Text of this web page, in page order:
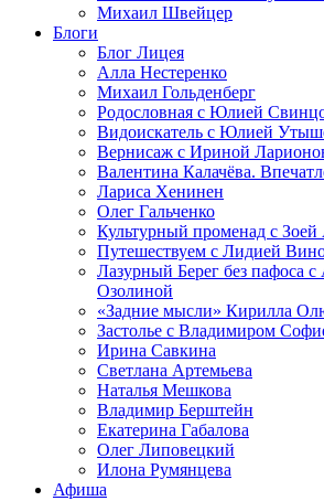
Михаил Швейцер
Блоги
Блог Лицея
Алла Нестеренко
Михаил Гольденберг
Родословная с Юлией
Видоискатель с Юлией
Вернисаж с Ириной
Валентина Калачёва.
Лариса Хенинен
Олег Гальченко
Культурный променад с Зоей
Путешествуем с Лидией
Лазурный Берег без пафоса с
Озолиной
«Задние мысли» Кирилла
Застолье с Владимиром
Ирина Савкина
Светлана Артемьева
Наталья Мешкова
Владимир Берштейн
Екатерина Габалова
Олег Липовецкий
Илона Румянцева
Афиша